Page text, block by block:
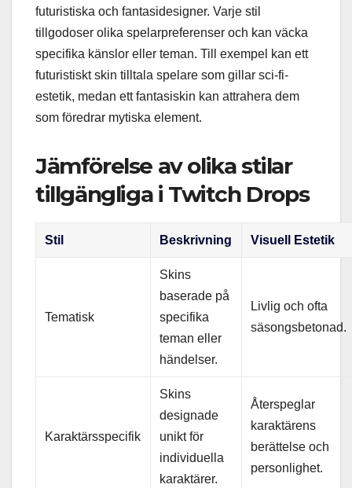
futuristiska och fantasidesigner. Varje stil
tillgodoser olika spelarpreferenser och kan väcka
specifika känslor eller teman. Till exempel kan ett
futuristiskt skin tilltala spelare som gillar sci-fi-
estetik, medan ett fantasiskin kan attrahera dem
som föredrar mytiska element.
Jämförelse av olika stilar
tillgängliga i Twitch Drops
Stil Beskrivning Visuell Estetik
Tematisk
Skins
baserade på
specifika
teman eller
händelser.
Livlig och ofta
säsongsbetonad.
Karaktärsspecifik
Skins
designade
unikt för
individuella
karaktärer.
Återspeglar
karaktärens
berättelse och
personlighet.